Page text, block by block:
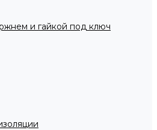
и гайкой под ключ